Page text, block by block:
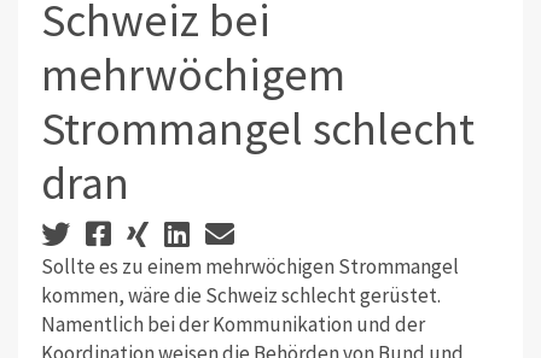
Schweiz bei
mehrwöchigem
Strommangel schlecht
dran
Sollte es zu einem mehrwöchigen Strommangel
kommen, wäre die Schweiz schlecht gerüstet.
Namentlich bei der Kommunikation und der